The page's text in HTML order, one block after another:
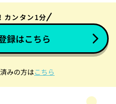
カンタン1分
録はこちら
みの方はこちら